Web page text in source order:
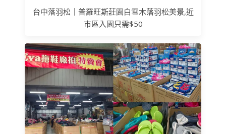
台中落羽松｜普羅旺斯莊園白雪木落羽松美景,近
市區入園只需$50